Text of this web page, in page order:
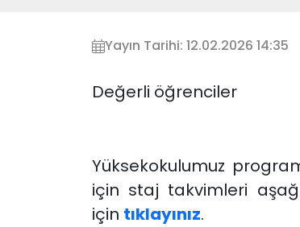
Yayın Tarihi: 12.02.2026 14:35
Değerli öğrenciler
Yüksekokulumuz
için staj takvimleri
için tıklayınız.